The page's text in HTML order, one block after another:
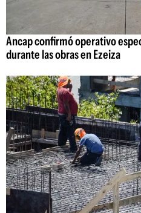
Ancap confirmó operativo
durante las obras en Ezeiza